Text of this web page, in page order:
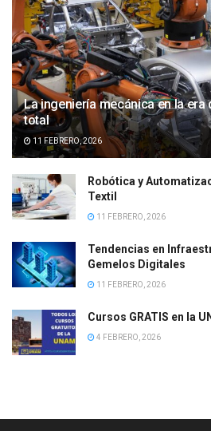
La ingeniería mecánica en la
total
11 FEBRERO, 2026
Robótica y
Textil
11 FEBRERO, 2026
Tendencias en
Gemelos Digitales
11 FEBRERO, 2026
Cursos GRATIS en la
4 FEBRERO, 2026